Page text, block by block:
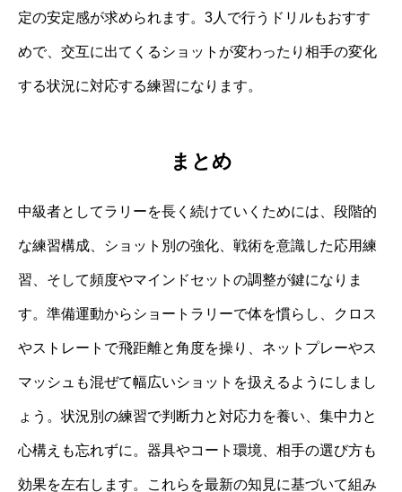
定の安定感が求められます。3人で行うドリルもおすす
めで、交互に出てくるショットが変わったり相手の変化
する状況に対応する練習になります。
まとめ
中級者としてラリーを長く続けていくためには、段階的
な練習構成、ショット別の強化、戦術を意識した応用練
習、そして頻度やマインドセットの調整が鍵になりま
す。準備運動からショートラリーで体を慣らし、クロス
やストレートで飛距離と角度を操り、ネットプレーやス
マッシュも混ぜて幅広いショットを扱えるようにしまし
ょう。状況別の練習で判断力と対応力を養い、集中力と
心構えも忘れずに。器具やコート環境、相手の選び方も
効果を左右します。これらを最新の知見に基づいて組み